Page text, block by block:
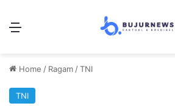
Menu
Home / Ragam /TNI
TNI